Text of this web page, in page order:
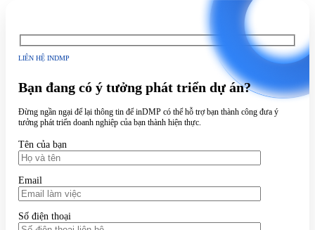
LIÊN HỆ INDMP
Bạn đang có ý tưởng phát triển dự án?
Đừng ngần ngại để lại thông tin để inDMP có thể hỗ trợ bạn thành công đưa ý
tưởng phát triển doanh nghiệp của bạn thành hiện thực.
Tên của bạn
Email
Số điện thoại